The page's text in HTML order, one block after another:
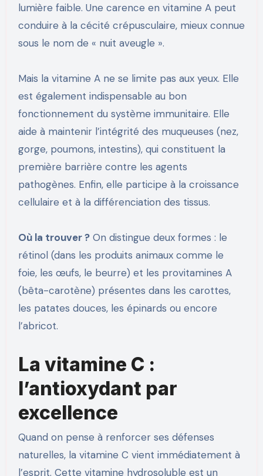
lumière faible. Une carence en vitamine A peut
conduire à la cécité crépusculaire, mieux connue
sous le nom de « nuit aveugle ».
Mais la vitamine A ne se limite pas aux yeux. Elle
est également indispensable au bon
fonctionnement du système immunitaire. Elle
aide à maintenir l’intégrité des muqueuses (nez,
gorge, poumons, intestins), qui constituent la
première barrière contre les agents
pathogènes. Enfin, elle participe à la croissance
cellulaire et à la différenciation des tissus.
Où la trouver ?On distingue deux formes : le
rétinol (dans les produits animaux comme le
foie, les œufs, le beurre) et les provitamines A
(bêta-carotène) présentes dans les carottes,
les patates douces, les épinards ou encore
l’abricot.
La vitamine C :
l’antioxydant par
excellence
Quand on pense à renforcer ses défenses
naturelles, la vitamine C vient immédiatement à
l’esprit. Cette vitamine hydrosoluble est un